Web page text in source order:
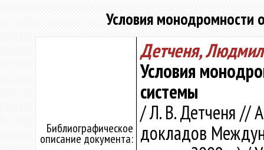
Условия монодромности
Библиографическое
описание документа:
Детченя,
Условия
системы
/ Л. В. Детченя //
докладов